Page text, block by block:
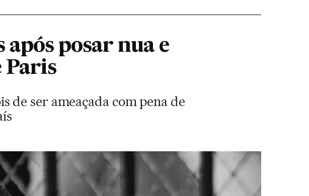
posar nua e
Paris
de ser ameaçada com pena de